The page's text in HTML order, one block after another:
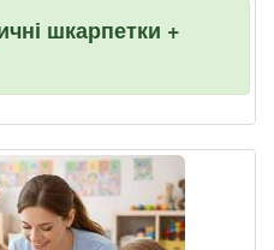
шкарпетки +